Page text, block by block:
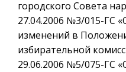
городского Совета
27.04.2006 №3/015-ГС
изменений в
избирательной
29.06.2006 №5/075-ГС